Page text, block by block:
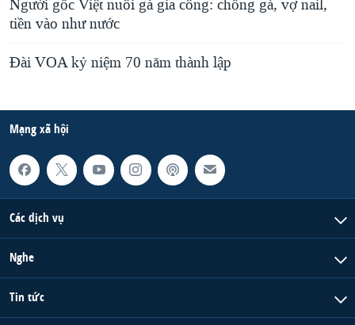
Người gốc Việt nuôi gà gia công: chồng gà, vợ nail,
tiền vào như nước
Đài VOA kỷ niệm 70 năm thành lập
Mạng xã hội
Các dịch vụ
Nghe
Tin tức